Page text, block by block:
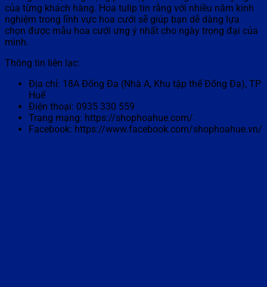
của từng khách hàng. Hoa tulip tin rằng với nhiều năm kinh
nghiệm trong lĩnh vực hoa cưới sẽ giúp bạn dễ dàng lựa
chọn được mẫu hoa cưới ưng ý nhất cho ngày trọng đại của
mình.
Thông tin liên lạc:
Địa chỉ: 18A Đống Đa (Nhà A, Khu tập thể Đống Đa), TP
Huế
Điện thoại: 0935 330 559
Trang mạng: https://shophoahue.com/
Facebook: https://www.facebook.com/shophoahue.vn/